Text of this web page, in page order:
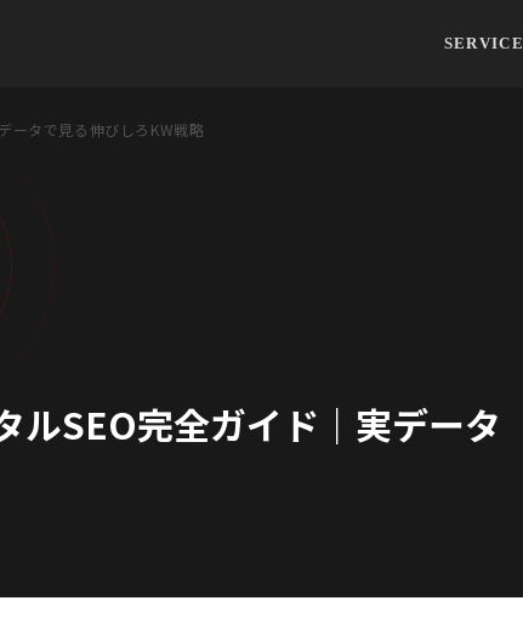
SERVICE
ータで見る伸びしろKW戦略
ルSEO完全ガイド｜実データ